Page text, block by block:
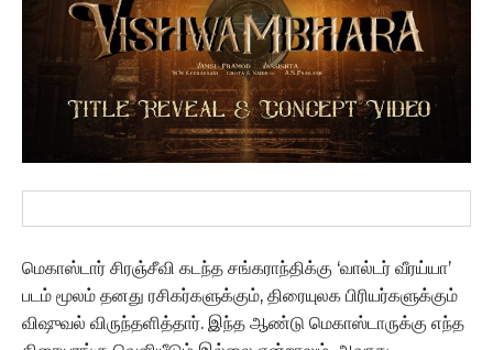
மெகாஸ்டார் சிரஞ்சீவி கடந்த சங்கராந்திக்கு ‘வால்டர் வீரய்யா’
படம் மூலம் தனது ரசிகர்களுக்கும், திரையுலக பிரியர்களுக்கும்
விஷுவல் விருந்தளித்தார். இந்த ஆண்டு மெகாஸ்டாருக்கு எந்த